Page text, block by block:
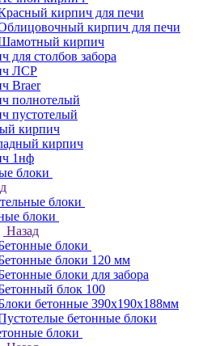
кирпич для печи
кирпич для печи
кирпич
для столбов забора
ЛСР
Braer
полнотелый
пустотелый
кирпич
кирпич
1нф
блоки
блоки
блоки
Назад
блоки
блоки 120 мм
блоки для забора
блок 100
бетонные 390х190х188мм
бетонные блоки
блоки